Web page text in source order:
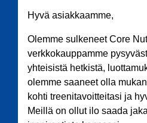
Hyvä asiakkaamme,
Olemme sulkeneet Core
verkkokauppamme
yhteisistä hetkistä,
olemme saaneet olla
kohti treenitavoitteitasi ja
Meillä on ollut ilo saada